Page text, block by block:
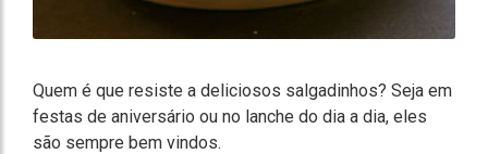
Quem é que resiste a deliciosos salgadinhos? Seja em
festas de aniversário ou no lanche do dia a dia, eles
são sempre bem vindos.